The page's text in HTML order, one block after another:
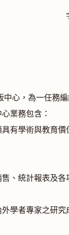
心，為一任務
業務包含：
有學術與教育價
、統計報表及各
學者專家之研